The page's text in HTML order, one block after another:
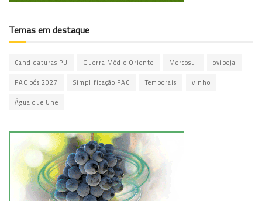
Temas em destaque
Candidaturas PU Guerra Médio Oriente Mercosul ovibeja
PAC pós 2027 Simplificação PAC Temporais vinho
Água que Une